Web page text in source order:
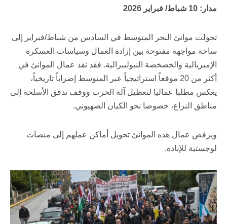
مدار: 10 شباط/ فبراير 2026
تحولت موانئ البحر المتوسط في السادس من شباط/فبراير إلى
ساحة مواجهة مفتوحة بين إرادة العمال وسياسات العسكرة
الإمبريالية والخصخصة النيوليبرالية. فقد نفذ عمال الموانئ في
أكثر من 20 موقعاً استراتيجياً عبر المتوسط إضراباً تاريخياً،
يعكس مطلبا عماليا لتعطيل آلة الحرب ووقف تدفق الأسلحة إلى
مناطق النزاع، خصوصا نحو الكيان الصهيوني.
ويرفض عمال هذه الموانئ تحويل أماكن عملهم إلى منصات
لوجستية للإبادة.